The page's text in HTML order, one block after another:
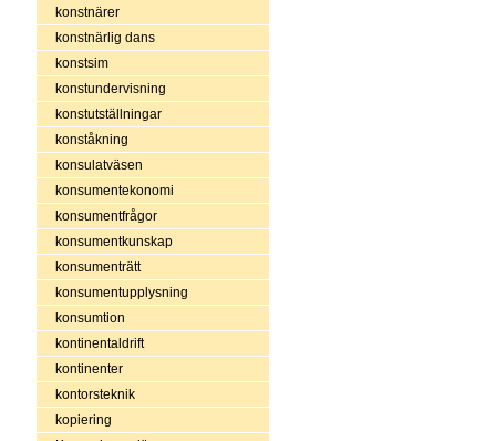
konstnärer
konstnärlig dans
konstsim
konstundervisning
konstutställningar
konståkning
konsulatväsen
konsumentekonomi
konsumentfrågor
konsumentkunskap
konsumenträtt
konsumentupplysning
konsumtion
kontinentaldrift
kontinenter
kontorsteknik
kopiering